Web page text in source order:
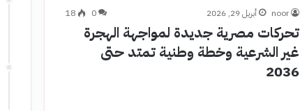
noor أبريل 29, 2026 0
18
تحركات مصرية جديدة لمواجهة الهجرة
غير الشرعية وخطة وطنية تمتد حتى
2036